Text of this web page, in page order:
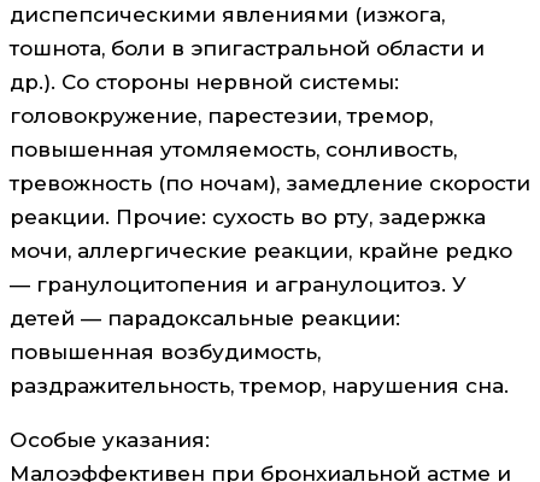
диспепсическими явлениями (изжога,
тошнота, боли в эпигастральной области и
др.). Со стороны нервной системы:
головокружение, парестезии, тремор,
повышенная утомляемость, сонливость,
тревожность (по ночам), замедление скорости
реакции. Прочие: сухость во рту, задержка
мочи, аллергические реакции, крайне редко
— гранулоцитопения и агранулоцитоз. У
детей — парадоксальные реакции:
повышенная возбудимость,
раздражительность, тремор, нарушения сна.
Особые указания:
Малоэффективен при бронхиальной астме и